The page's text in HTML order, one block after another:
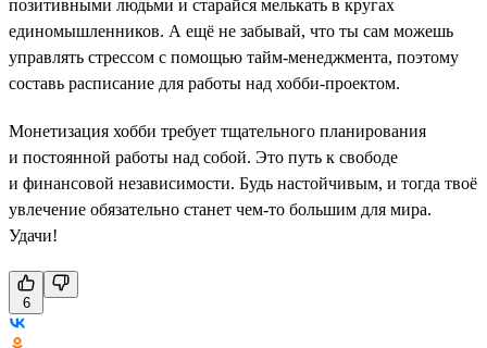
позитивными людьми и старайся мелькать в кругах
единомышленников. А ещё не забывай, что ты сам можешь
управлять стрессом с помощью тайм-менеджмента, поэтому
составь расписание для работы над хобби-проектом.
Монетизация хобби требует тщательного планирования
и постоянной работы над собой. Это путь к свободе
и финансовой независимости. Будь настойчивым, и тогда твоё
увлечение обязательно станет чем-то большим для мира.
Удачи!
6